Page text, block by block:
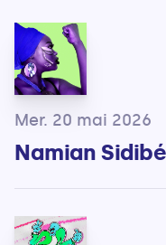
Mer. 20 mai 2026
Namian